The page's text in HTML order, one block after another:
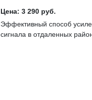
Цена: 3 290 руб.
Эффективный способ
сигнала в отдаленных